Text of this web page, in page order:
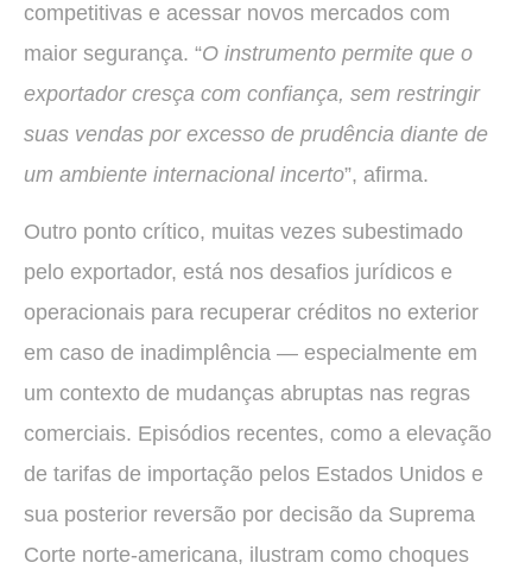
competitivas e acessar novos mercados com
maior segurança. “O instrumento permite que o
exportador cresça com confiança, sem restringir
suas vendas por excesso de prudência diante de
um ambiente internacional incerto”, afirma.
Outro ponto crítico, muitas vezes subestimado
pelo exportador, está nos desafios jurídicos e
operacionais para recuperar créditos no exterior
em caso de inadimplência — especialmente em
um contexto de mudanças abruptas nas regras
comerciais. Episódios recentes, como a elevação
de tarifas de importação pelos Estados Unidos e
sua posterior reversão por decisão da Suprema
Corte norte-americana, ilustram como choques